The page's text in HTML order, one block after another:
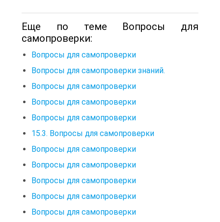
Еще по теме Вопросы для
самопроверки:
Вопросы для самопроверки
Вопросы для самопроверки знаний.
Вопросы для самопроверки
Вопросы для самопроверки
Вопросы для самопроверки
15.3. Вопросы для самопроверки
Вопросы для самопроверки
Вопросы для самопроверки
Вопросы для самопроверки
Вопросы для самопроверки
Вопросы для самопроверки